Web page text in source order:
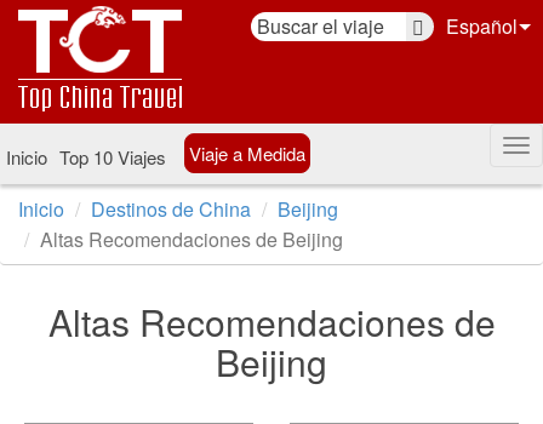
Español
Inicio Top 10 Viajes Viaje a Medida
Inicio Destinos de China
Beijing
Altas Recomendaciones de Beijing
Altas Recomendaciones de
Beijing